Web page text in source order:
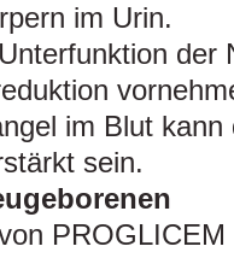
im Urin.
der
im Blut
sein.